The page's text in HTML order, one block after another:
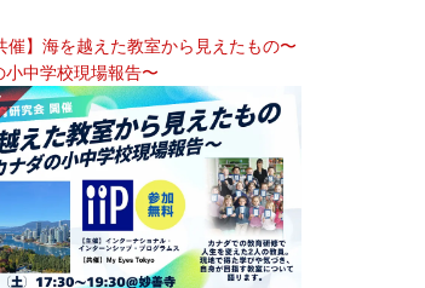
催】海を越えた教室から見えたもの〜
小中学校現場報告〜